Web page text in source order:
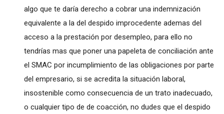
algo que te daría derecho a cobrar una indemnización
equivalente a la del despido improcedente ademas del
acceso a la prestación por desempleo, para ello no
tendrías mas que poner una papeleta de conciliación ante
el SMAC por incumplimiento de las obligaciones por parte
del empresario, si se acredita la situación laboral,
insostenible como consecuencia de un trato inadecuado,
o cualquier tipo de de coacción, no dudes que el despido